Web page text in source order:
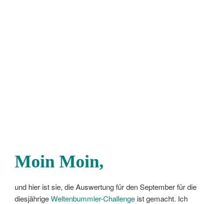
Moin Moin,
und hier ist sie, die Auswertung für den September für die
diesjährigeWeltenbummler-Challenge ist gemacht. Ich